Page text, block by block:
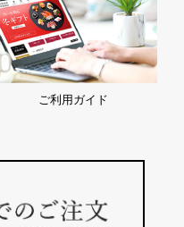
ご利用ガイド